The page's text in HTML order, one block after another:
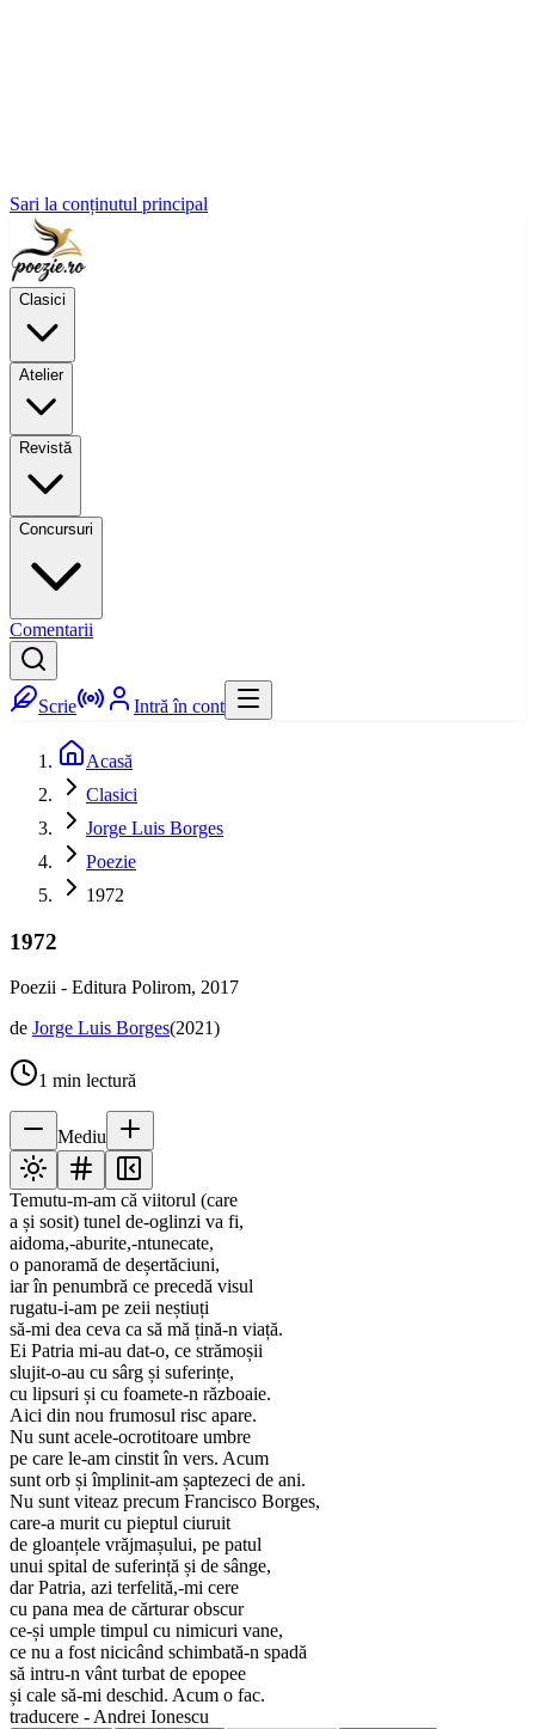
Sari la conținutul principal
Clasici
Atelier
Revistă
Concursuri
Comentarii
Scrie Intră în cont
Acasă
Clasici
Jorge Luis Borges
Poezie
1972
1972
Poezii - Editura Polirom, 2017
de Jorge Luis Borges(2021)
1 min lectură
Mediu
Temutu-m-am că viitorul (care
a și sosit) tunel de-oglinzi va fi,
aidoma,-aburite,-ntunecate,
o panoramă de deșertăciuni,
iar în penumbră ce precedă visul
rugatu-i-am pe zeii neștiuți
să-mi dea ceva ca să mă țină-n viață.
Ei Patria mi-au dat-o, ce strămoșii
slujit-o-au cu sârg și suferințe,
cu lipsuri și cu foamete-n războaie.
Aici din nou frumosul risc apare.
Nu sunt acele-ocrotitoare umbre
pe care le-am cinstit în vers. Acum
sunt orb și împlinit-am șaptezeci de ani.
Nu sunt viteaz precum Francisco Borges,
care-a murit cu pieptul ciuruit
de gloanțele vrăjmașului, pe patul
unui spital de suferință și de sânge,
dar Patria, azi terfelită,-mi cere
cu pana mea de cărturar obscur
ce-și umple timpul cu nimicuri vane,
ce nu a fost nicicând schimbată-n spadă
să intru-n vânt turbat de epopee
și cale să-mi deschid. Acum o fac.
traducere - Andrei Ionescu